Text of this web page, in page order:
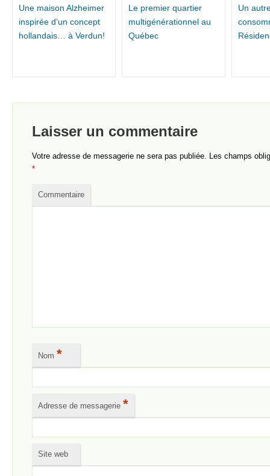
Une maison Alzheimer
inspirée d’un concept
hollandais… à Verdun!
Le premier quartier
multigénérationnel au
Québec
Un
Laisser un commentaire
Votre adresse de messagerie ne sera pas publiée. Les champs
*
Commentaire
Nom *
Adresse de messagerie *
Site web